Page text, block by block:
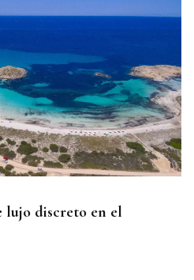
lujo discreto en el